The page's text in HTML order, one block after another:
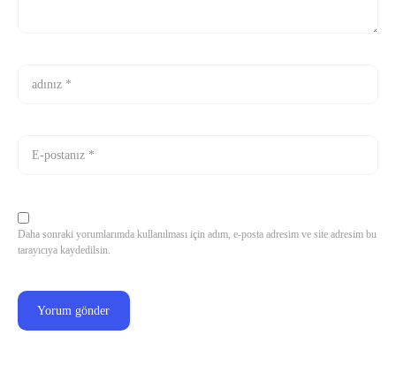
Daha sonraki yorumlarımda kullanılması için adım, e-posta adresim ve site adresim bu
tarayıcıya kaydedilsin.